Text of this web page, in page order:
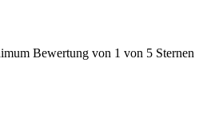
Bewertung von 1 von 5 Sternen